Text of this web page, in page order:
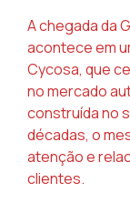
A chegada da
acontece em
Cycosa, que
no mercado
construída no
décadas, o
atenção e
clientes.